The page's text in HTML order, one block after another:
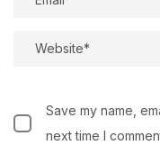
Save my name,
next time I